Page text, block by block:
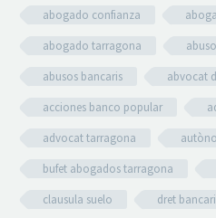
abogado confianza
abogado tarragona
abusos bancaris
abvocat
acciones banco popular
advocat tarragona
bufet abogados tarragona
clausula suelo
dret bancari